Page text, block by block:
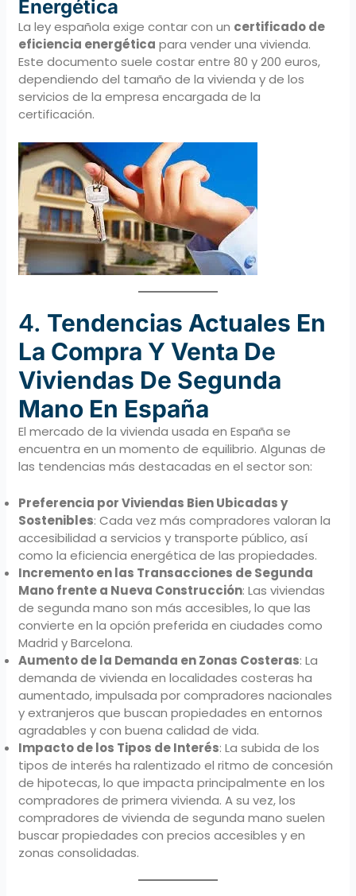
Energética
La ley española exige contar con un certificado de
eficiencia energética para vender una vivienda.
Este documento suele costar entre 80 y 200 euros,
dependiendo del tamaño de la vivienda y de los
servicios de la empresa encargada de la
certificación.
4. Tendencias Actuales En
La Compra Y Venta De
Viviendas De Segunda
Mano En España
El mercado de la vivienda usada en España se
encuentra en un momento de equilibrio. Algunas de
las tendencias más destacadas en el sector son:
Preferencia por Viviendas Bien Ubicadas y
Sostenibles: Cada vez más compradores valoran la
accesibilidad a servicios y transporte público, así
como la eficiencia energética de las propiedades.
Incremento en las Transacciones de Segunda
Mano frente a Nueva Construcción: Las viviendas
de segunda mano son más accesibles, lo que las
convierte en la opción preferida en ciudades como
Madrid y Barcelona.
Aumento de la Demanda en Zonas Costeras: La
demanda de vivienda en localidades costeras ha
aumentado, impulsada por compradores nacionales
y extranjeros que buscan propiedades en entornos
agradables y con buena calidad de vida.
Impacto de los Tipos de Interés: La subida de los
tipos de interés ha ralentizado el ritmo de concesión
de hipotecas, lo que impacta principalmente en los
compradores de primera vivienda. A su vez, los
compradores de vivienda de segunda mano suelen
buscar propiedades con precios accesibles y en
zonas consolidadas.